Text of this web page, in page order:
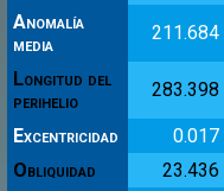
Anomalía
media
211.684
Longitud del
perihelio
283.398
Excentricidad
0.017
Obliquidad
23.436